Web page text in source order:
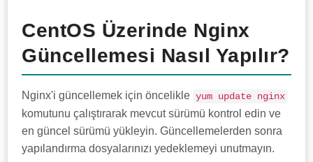
CentOS Üzerinde Nginx
Güncellemesi Nasıl Yapılır?
Nginx'i güncellemek için öncelikle yum update nginx
komutunu çalıştırarak mevcut sürümü kontrol edin ve
en güncel sürümü yükleyin. Güncellemelerden sonra
yapılandırma dosyalarınızı yedeklemeyi unutmayın.